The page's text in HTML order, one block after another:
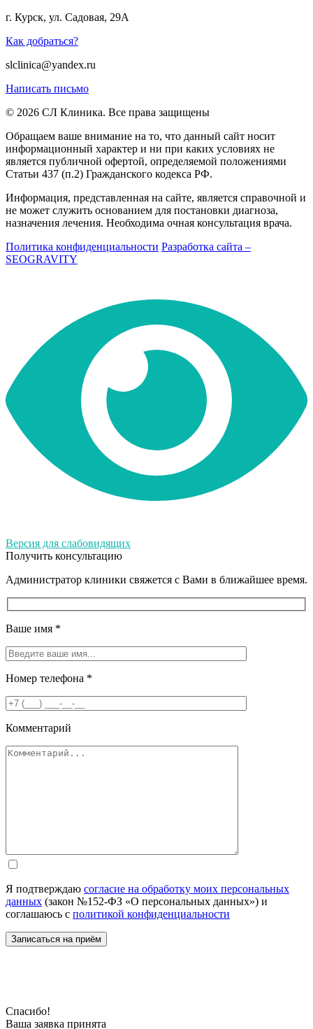
г. Курск, ул. Садовая, 29А
Как добраться?
slclinica@yandex.ru
Написать письмо
© 2026 СЛ Клиника. Все права защищены
Обращаем ваше внимание на то, что данный сайт носит
информационный характер и ни при каких условиях не
является публичной офертой, определяемой положениями
Статьи 437 (п.2) Гражданского кодекса РФ.
Информация, представленная на сайте, является справочной и
не может служить основанием для постановки диагноза,
назначения лечения. Необходима очная консультация врача.
Политика конфиденциальности Разработка сайта –
SEOGRAVITY
Версия для слабовидящих
Получить консультацию
Администратор клиники свяжется с Вами в ближайшее время.
Ваше имя *
Номер телефона *
Комментарий
Я подтверждаю согласие на обработку моих персональных
данных (закон №152-ФЗ «О персональных данных») и
соглашаюсь с политикой конфиденциальности
Спасибо!
Ваша заявка принята